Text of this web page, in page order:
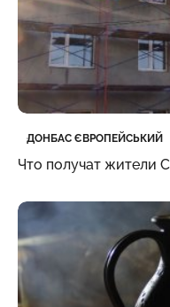
Категорія
ДОНБАС ЄВРОПЕЙСЬКИЙ
Дата публікації
Что получат жители